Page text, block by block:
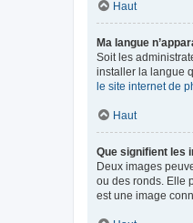
Haut
Ma langue
Soit les
installer la langue
le site internet de
Haut
Que signifient les
Deux images
ou des ronds. Elle
est une image